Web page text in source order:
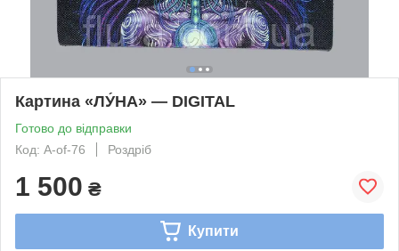
Картина «ЛУ́НА» — DIGITAL
Готово до відправки
Код: A-of-76
Роздріб
1 500 ₴
Купити